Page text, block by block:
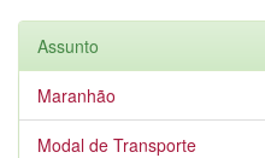
Assunto
Maranhão
Modal de Transporte